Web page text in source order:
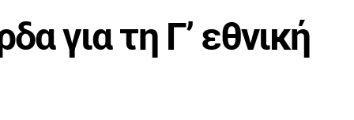
για τη Γ’ εθνική